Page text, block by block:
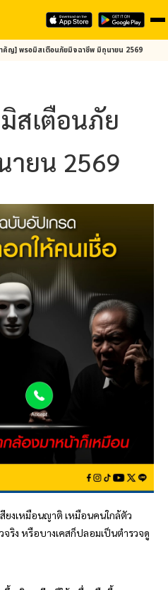
คัญ]พรอมิสเตือนภัยมิจฉาชีพ มิถุนายน 2569
สเตือนภัย
ยน 2569
ยงเหมือนญาติ เหมือนคนใกล้ตัว
ริง หรือบางเคสก็ปลอมเป็นตำรวจดู